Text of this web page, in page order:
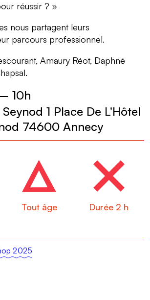
réussir ? »
nous partagent leurs
parcours professionnel.
Amaury Réot, Daphné
10h
1 Place De L'Hôtel
74600 Annecy
Tout âge Durée 2 h
2025